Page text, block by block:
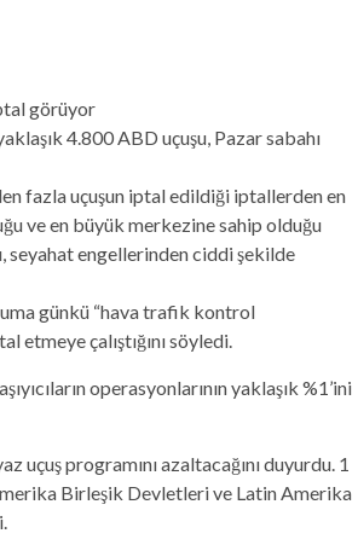
4.800 ABD uçuşu, Pazar sabahı
fazla uçuşun iptal edildiği iptallerden en
ve en büyük merkezine sahip olduğu
seyahat engellerinden ciddi şekilde
günkü “hava trafik kontrol
etmeye çalıştığını söyledi.
operasyonlarının yaklaşık %1’ini
uçuş programını azaltacağını duyurdu. 1
Birleşik Devletleri ve Latin Amerika